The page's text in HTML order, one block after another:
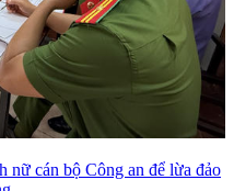
nữ cán bộ Công an để lừa đảo